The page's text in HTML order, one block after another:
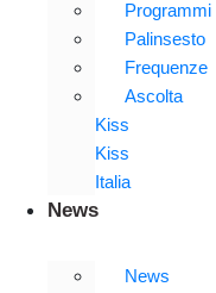
Programmi
Palinsesto
Frequenze
Ascolta
Kiss
Kiss
Italia
News
News